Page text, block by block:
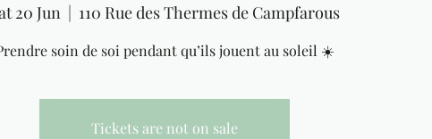
20 Jun
  |
110 Rue des Thermes de Campfarous
soin de soi pendant qu’ils jouent au soleil ☀️
Tickets are not on sale